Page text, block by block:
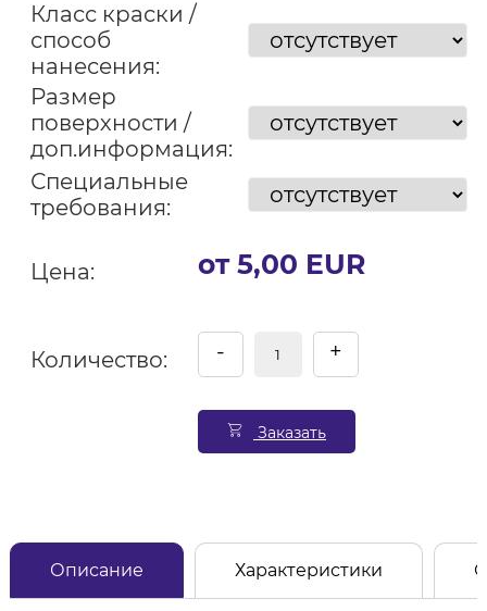
Класс краски /
способ
нанесения:
Размер
поверхности /
доп.информация:
Специальные
требования:
Цена: от 5,00 EUR
Количество: - +
Заказать
Описание Характеристики